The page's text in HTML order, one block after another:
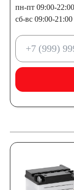
пн-пт 09:00-22:00
сб-вс 09:00-21:00